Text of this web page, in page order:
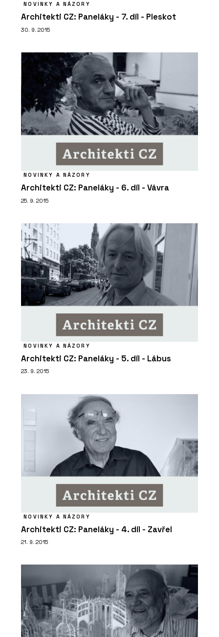
NOVINKY A NÁZORY
Architekti CZ: Paneláky - 7. díl - Pleskot
30. 9. 2015
NOVINKY A NÁZORY
Architekti CZ: Paneláky - 6. díl - Vávra
25. 9. 2015
NOVINKY A NÁZORY
Architekti CZ: Paneláky - 5. díl - Lábus
23. 9. 2015
NOVINKY A NÁZORY
Architekti CZ: Paneláky - 4. díl - Zavřel
21. 9. 2015